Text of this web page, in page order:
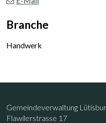
Branche
Handwerk
Footer
Kontakt
Gemeindeverwaltung
Flawilerstrasse 17